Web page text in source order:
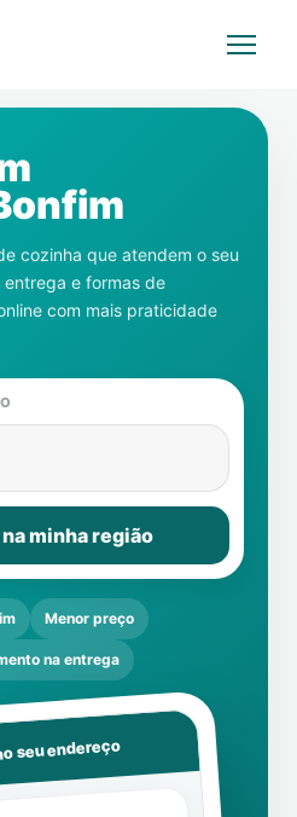
cozinha que atendem o seu
e formas de
com mais praticidade
minha região
Menor preço
na entrega
seu endereço